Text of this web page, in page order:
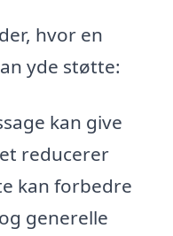
hvor en
yde støtte:
kan give
reducerer
kan forbedre
generelle